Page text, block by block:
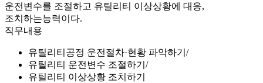
운전변수를 조절하고 유틸리티 이상상황에 대응,
조치하는능력이다.
직무내용
유틸리티공정 운전절차·현황 파악하기
유틸리티 운전변수 조절하기
유틸리티 이상상황 조치하기